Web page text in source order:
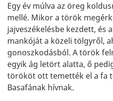
Egy év múlva az öreg
mellé. Mikor a török
jajveszékelésbe kezdett, és
mankóját a közeli tölgyről,
gonoszkodásból. A török
egyik ág letört alatta, ő
törököt ott temették el a fa
Basafának hívnak.